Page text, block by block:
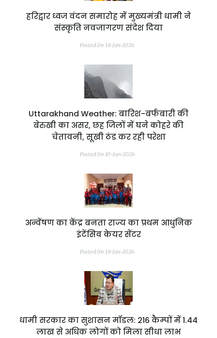
हरिद्वार ध्वज वंदन समारोह में मुख्यमंत्री धामी ने
संस्कृति नवजागरण संदेश दिया
Posted On 18-Jan-2026
Uttarakhand Weather: बारिश-बर्फबारी की
बेरुखी का असर, छह जिलों में घने कोहरे की
चेतावनी, सूखी ठंड कर रही परेशा
Posted On 10-Jan-2026
अन्वेंषण का केंद्र बनता राज्य का प्रथम आधुनिक
इंटेंसिव केयर सेंटर
Posted On 18-Jan-2026
धामी सरकार का सुशासन मॉडल: 216 कैम्पों में 1.44
लाख से अधिक लोगों को मिला सीधा लाभ